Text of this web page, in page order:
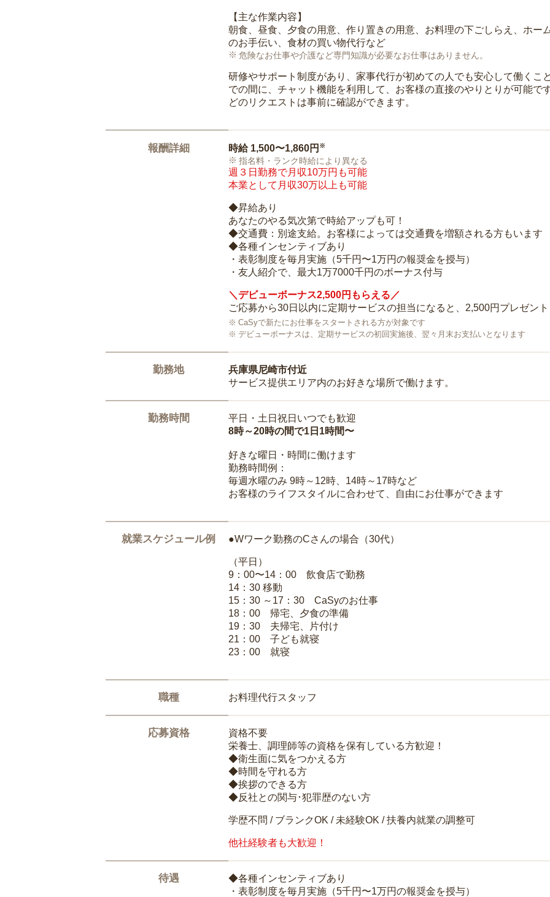
【主な作業内容】
朝食、昼食、夕食の用意、作り置きの用意、お料理の下ごしらえ、ホー
のお手伝い、食材の買い物代行など
危険なお仕事や介護など専門知識が必要なお仕事はありません。
研修やサポート制度があり、家事代行が初めての人でも安心して働くこ
での間に、チャット機能を利用して、お客様の直接のやりとりが可能で
どのリクエストは事前に確認ができます。
報酬詳細 時給 1,500〜1,860円 ※
指名料・ランク時給により異なる
週３日勤務で月収10万円も可能
本業として月収30万以上も可能
◆昇給あり
あなたのやる気次第で時給アップも可！
◆交通費：別途支給。お客様によっては交通費を増額される方もいます
◆各種インセンティブあり
・表彰制度を毎月実施（5千円〜1万円の報奨金を授与）
・友人紹介で、最大1万7000千円のボーナス付与
＼デビューボーナス2,500円もらえる／
ご応募から30日以内に定期サービスの担当になると、2,500円プレゼント
CaSyで新たにお仕事をスタートされる方が対象です
デビューボーナスは、定期サービスの初回実施後、翌々月末お支払いとなります
勤務地
兵庫県尼崎市付近
サービス提供エリア内のお好きな場所で働けます。
勤務時間
平日・土日祝日いつでも歓迎
8時～20時の間で1日1時間〜
好きな曜日・時間に働けます
勤務時間例：
毎週水曜のみ 9時～12時、14時～17時など
お客様のライフスタイルに合わせて、自由にお仕事ができます
就業スケジュール例 ●Wワーク勤務のCさんの場合（30代）
（平日）
9：00〜14：00 飲食店で勤務
14：30 移動
15：30 ～17：30 CaSyのお仕事
18：00 帰宅、夕食の準備
19：30 夫帰宅、片付け
21：00 子ども就寝
23：00 就寝
職種 お料理代行スタッフ
応募資格
資格不要
栄養士、調理師等の資格を保有している方歓迎！
◆衛生面に気をつかえる方
◆時間を守れる方
◆挨拶のできる方
◆反社との関与･犯罪歴のない方
学歴不問 / ブランクOK / 未経験OK / 扶養内就業の調整可
他社経験者も大歓迎！
待遇
◆各種インセンティブあり
・表彰制度を毎月実施（5千円〜1万円の報奨金を授与）